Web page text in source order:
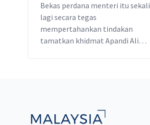
Bekas perdana menteri itu sekali
lagi secara tegas
mempertahankan tindakan
tamatkan khidmat Apandi Ali